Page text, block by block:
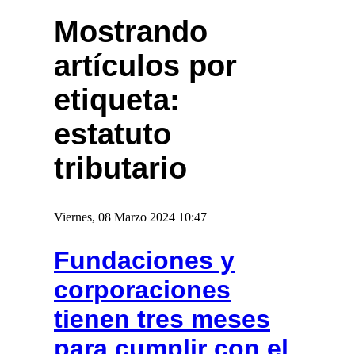
Mostrando
artículos por
etiqueta:
estatuto
tributario
Viernes, 08 Marzo 2024 10:47
Fundaciones y
corporaciones
tienen tres meses
para cumplir con el